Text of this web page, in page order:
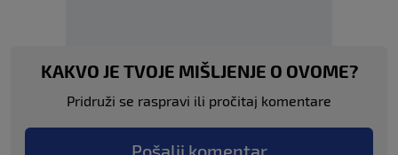
KAKVO JE TVOJE MIŠLJENJE O OVOME?
Pridruži se raspravi ili pročitaj komentare
Pošalji komentar